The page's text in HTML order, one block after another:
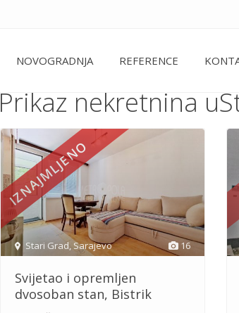
NOVOGRADNJA REFERENCE
Prikaz nekretnina
16
Stari Grad Sarajevo
IZNAJMLJENO
Svijetao i opremljen
dvosoban stan, Bistrik